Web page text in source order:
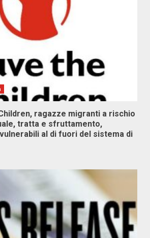
ragazze migranti a rischio
tratta e sfruttamento,
al di fuori del sistema di